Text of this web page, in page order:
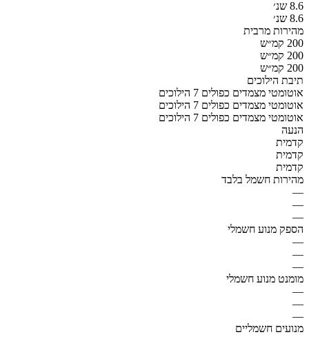
8.6 שנ׳
8.6 שנ׳
מהירות מרבית
200 קמ״ש
200 קמ״ש
200 קמ״ש
תיבת הילוכים
אוטומטי מצמדים כפולים 7 הילוכים
אוטומטי מצמדים כפולים 7 הילוכים
אוטומטי מצמדים כפולים 7 הילוכים
הנעה
קדמית
קדמית
קדמית
מהירות חשמל בלבד
—
—
—
הספק מנוע חשמלי
—
—
—
מומנט מנוע חשמלי
—
—
—
מנועים חשמליים